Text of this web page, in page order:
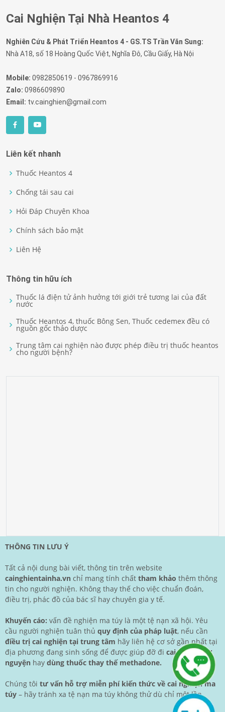
Cai Nghiện Tại Nhà Heantos 4
Nghiên Cứu & Phát Triển Heantos 4 - GS.TS Trần Văn Sung:
Nhà A18, số 18 Hoàng Quốc Việt, Nghĩa Đô, Cầu Giấy, Hà Nội
Mobile: 0982850619 - 0967869916
Zalo: 0986609890
Email: tv.cainghien@gmail.com
Liên kết nhanh
Thuốc Heantos 4
Chống tái sau cai
Hỏi Đáp Chuyên Khoa
Chính sách bảo mật
Liên Hệ
Thông tin hữu ích
Thuốc lá điện tử ảnh hưởng tới giới trẻ tương lai của đất
nước
Thuốc Heantos 4, thuốc Bông Sen, Thuốc cedemex đều có
nguồn gốc thảo dược
Trung tâm cai nghiện nào được phép điều trị thuốc heantos
cho người bệnh?
THÔNG TIN LƯU Ý
Tất cả nội dung bài viết, thông tin trên website
cainghientainha.vn chỉ mang tính chất tham khảo thêm thông
tin cho người nghiện. Không thay thế cho việc chuẩn đoán,
điều trị, phác đồ của bác sĩ hay chuyên gia y tế.
Khuyến cáo: vấn đề nghiện ma túy là một tệ nạn xã hội. Yêu
cầu người nghiện tuân thủ quy định của pháp luật, nếu cần
điều trị cai nghiện tại trung tâm hãy liên hệ cơ sở gần nhất tại
địa phương đang sinh sống để được giúp đỡ đi cai nghiện tự
nguyện hay dùng thuốc thay thế methadone.
Chúng tôi tư vấn hỗ trợ miễn phí kiến thức về cai nghiện ma
túy – hãy tránh xa tệ nạn ma túy không thử dù chỉ một lần.